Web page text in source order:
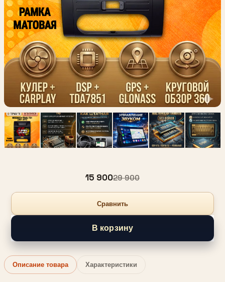
15 90029 900
Сравнить
В корзину
Описание товара Характеристики